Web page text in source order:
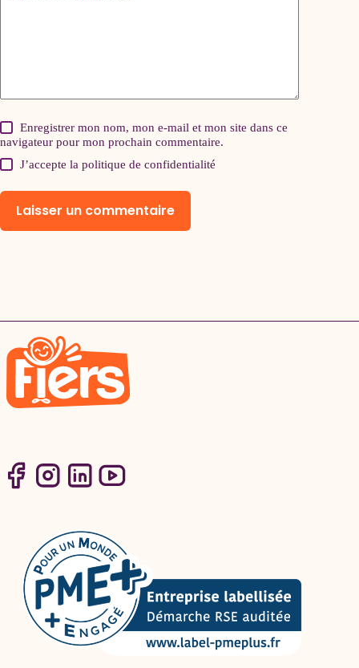
Enregistrer mon nom, mon e-mail et mon site dans ce
navigateur pour mon prochain commentaire.
J’accepte lapolitique de confidentialité
Laisser un commentaire